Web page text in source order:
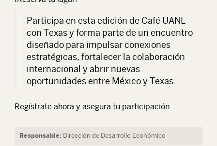
Participa en esta edición de Café UANL
con Texas y forma parte de un encuentro
diseñado para impulsar conexiones
estratégicas, fortalecer la colaboración
internacional y abrir nuevas
oportunidades entre México y Texas.
Regístrate ahora y asegura tu participación.
Responsable: Dirección de Desarrollo Económico